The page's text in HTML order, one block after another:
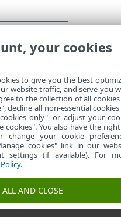
ESET ForumESET
práva vyhrazena.
your cookies
to give you the best
website traffic, and serve you
to the collection of all
decline all non-essential
only", or adjust your
cookies". You also have the
your cookie
cookies" link in our
settings (if available). For
.
ALL AND CLOSE